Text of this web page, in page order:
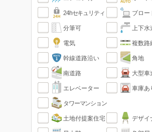
24hセキュリティ ブロー
分筆可 上下水
電気 複数路
幹線道路沿い 角地
南道路 大型車
エレベーター 車庫あ
タワーマンション
土地付提案住宅 デザイ